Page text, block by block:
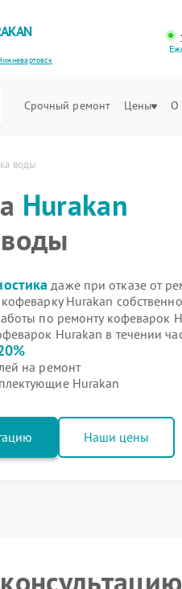
Срочный ремонт Цены О
воды
Hurakan
даже при отказе от
Hurakan
по ремонту кофеварок
Hurakan в течении
на ремонт
Hurakan
Наши цены